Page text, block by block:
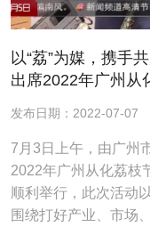
以“荔”为媒，携手
出席2022年广州从
发布日期：2022-07-07
7月3日上午，由广州
2022年广州从化荔枝
顺利举行，此次活动
围绕打好产业、市场